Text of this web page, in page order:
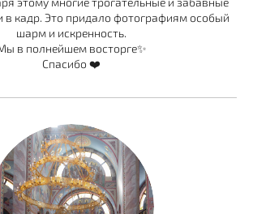
кадр. Это придало фотографиям особый
шарм и искренность.
в полнейшем восторге✨
Спасибо ❤️